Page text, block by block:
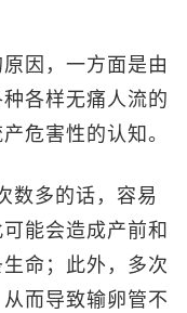
因，一方面是由
各样无痛人流的
危害性的认知。
多的话，容易
能会造成产前和
命；此外，多次
而导致输卵管不